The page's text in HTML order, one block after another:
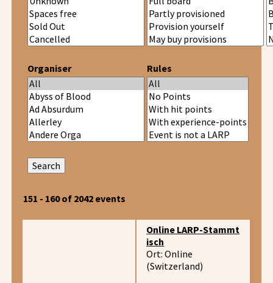
Organiser Rules
151 - 160 of 2042 events
Online LARP-Stammt
isch
Ort: Online
(Switzerland)